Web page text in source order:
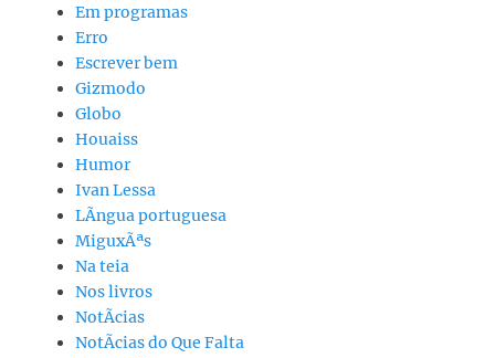
Em programas
Erro
Escrever bem
Gizmodo
Globo
Houaiss
Humor
Ivan Lessa
LÃ­ngua portuguesa
MiguxÃªs
Na teia
Nos livros
NotÃ­cias
NotÃ­cias do Que Falta